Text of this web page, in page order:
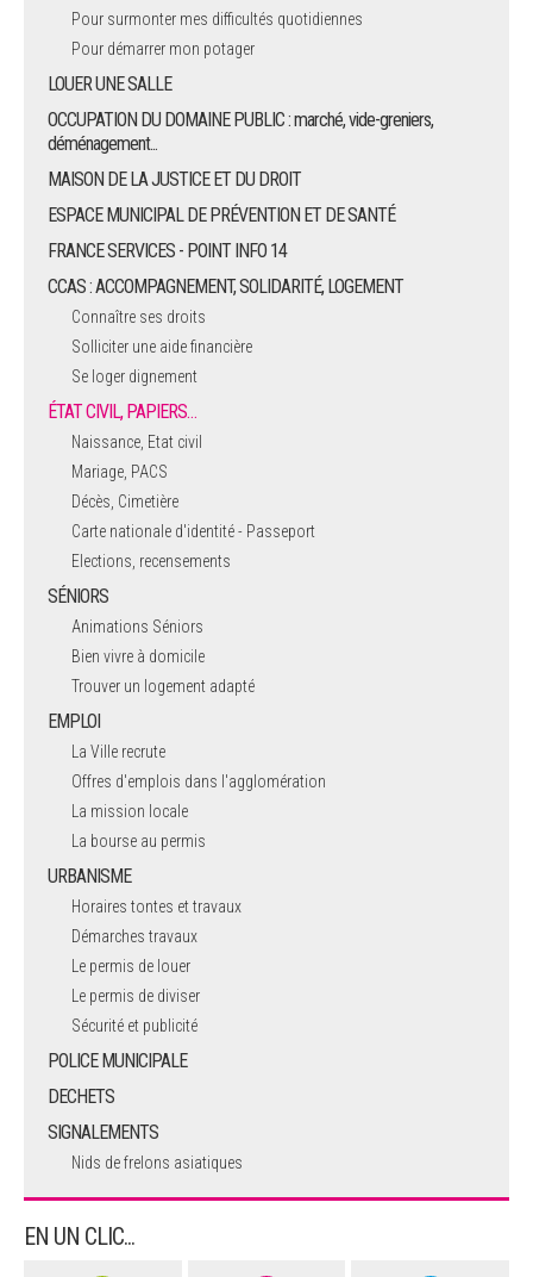
Pour surmonter mes difficultés quotidiennes
Pour démarrer mon potager
LOUER UNE SALLE
OCCUPATION DU DOMAINE PUBLIC : marché, vide-greniers,
déménagement...
MAISON DE LA JUSTICE ET DU DROIT
ESPACE MUNICIPAL DE PRÉVENTION ET DE SANTÉ
FRANCE SERVICES - POINT INFO 14
CCAS : ACCOMPAGNEMENT, SOLIDARITÉ, LOGEMENT
Connaître ses droits
Solliciter une aide financière
Se loger dignement
ÉTAT CIVIL, PAPIERS…
Naissance, Etat civil
Mariage, PACS
Décès, Cimetière
Carte nationale d'identité - Passeport
Elections, recensements
SÉNIORS
Animations Séniors
Bien vivre à domicile
Trouver un logement adapté
EMPLOI
La Ville recrute
Offres d'emplois dans l'agglomération
La mission locale
La bourse au permis
URBANISME
Horaires tontes et travaux
Démarches travaux
Le permis de louer
Le permis de diviser
Sécurité et publicité
POLICE MUNICIPALE
DECHETS
SIGNALEMENTS
Nids de frelons asiatiques
EN UN CLIC...